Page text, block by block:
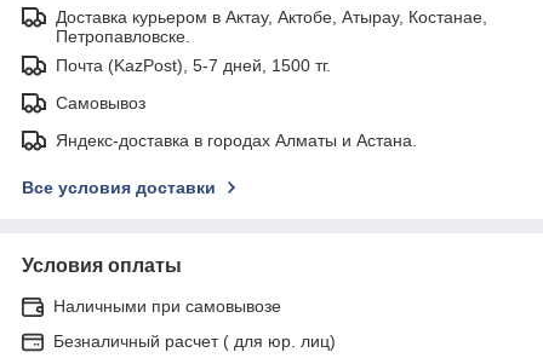
Доставка курьером в Актау, Актобе, Атырау, Костанае,
Петропавловске.
Почта (KazPost), 5-7 дней, 1500 тг.
Самовывоз
Яндекс-доставка в городах Алматы и Астана.
Все условия доставки
Условия оплаты
Наличными при самовывозе
Безналичный расчет ( для юр. лиц)